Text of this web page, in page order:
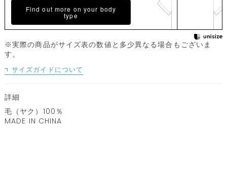
Find out more on your body
type
※実際の商品がサイズ表の数値と多少異なる場合もございま
す。
サイズガイドについて
詳細
毛（ヤク）100％
MADE IN CHINA